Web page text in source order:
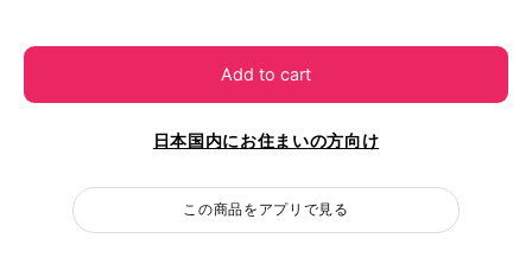
Add to cart
日本国内にお住まいの方向け
この商品をアプリで見る